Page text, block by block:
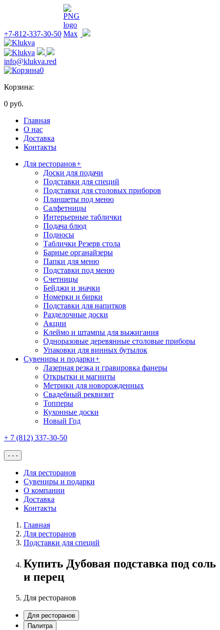
+7-812-337-30-50
info@klukva.red
0
Корзина:
0 руб.
Главная
О нас
Доставка
Контакты
Для ресторанов+
Доски для подачи
Подставки для специй
Подставки для столовых приборов
Планшеты под меню
Салфетницы
Интерьерные таблички
Подача блюд
Подносы
Таблички Резерв стола
Барные органайзеры
Папки для меню
Подставки под меню
Счетницы
Бейджи и значки
Номерки и бирки
Подставки для напитков
Разделочные доски
Акции
Клеймо и штампы для выжигания
Одноразовые деревянные столовые приборы
Упаковки для винных бутылок
Сувениры и подарки+
Лазерная резка и гравировка фанеры
Открытки и магниты
Метрики для новорожденных
Свадебный реквизит
Топперы
Кухонные доски
Новый Год
+ 7 (812) 337-30-50
- - -
Для ресторанов
Сувениры и подарки
О компании
Доставка
Контакты
Главная
Для ресторанов
Подставки для специй
Купить Дубовая подставка под соль
и перец
Для ресторанов
Для ресторанов
Палитра